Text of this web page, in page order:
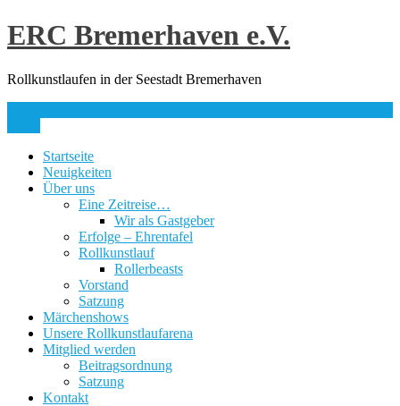
Skip
to
ERC Bremerhaven e.V.
Rollkunstlaufen in der Seestadt Bremerhaven
Startseite
Neuigkeiten
Über uns
Eine Zeitreise…
Wir als Gastgeber
Erfolge – Ehrentafel
Rollkunstlauf
Rollerbeasts
Vorstand
Satzung
Märchenshows
Unsere Rollkunstlaufarena
Mitglied werden
Beitragsordnung
Satzung
Kontakt